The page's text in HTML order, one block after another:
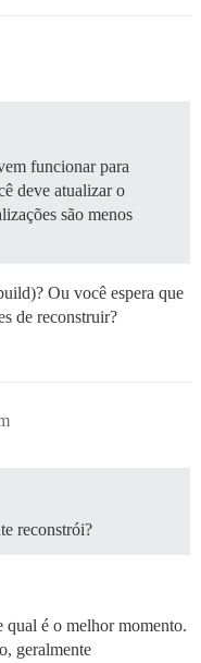
funcionar para
deve atualizar o
são menos
Ou você espera que
de reconstruir?
reconstrói?
qual é o melhor momento.
geralmente